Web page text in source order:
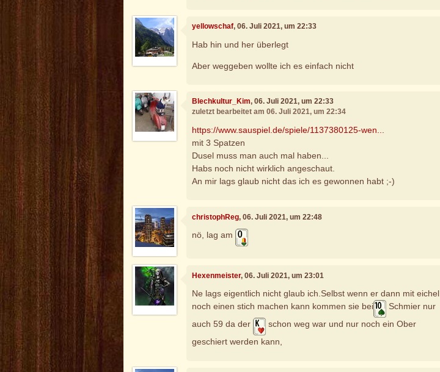
yellowschaf, 06. Juli 2021, um 22:33
Hab hin und her überlegt
Aber weggeben wollte ich es einfach nicht
Blechkultur_Kim, 06. Juli 2021, um 22:33
zuletzt bearbeitet am 06. Juli 2021, um 22:34
https://www.sauspiel.de/spiele/1137380125-wen...
mit 3 Spatzen
Dusel muss man auch mal haben...
Habs noch nicht wirklich angeschaut.
An mir lags glaub nicht das ich es gewonnen habt ;-)
christophReg, 06. Juli 2021, um 22:48
nö, lag am
Hexenmeister, 06. Juli 2021, um 23:01
Ne lags eigentlich nicht glaub ich.Selbst wenn er dann mit eichel
noch einen stich machen kann kommen sie bei
Schmier nur
auch 59 da der
schon weg war und nur noch ein Ober
geschiert werden kann,